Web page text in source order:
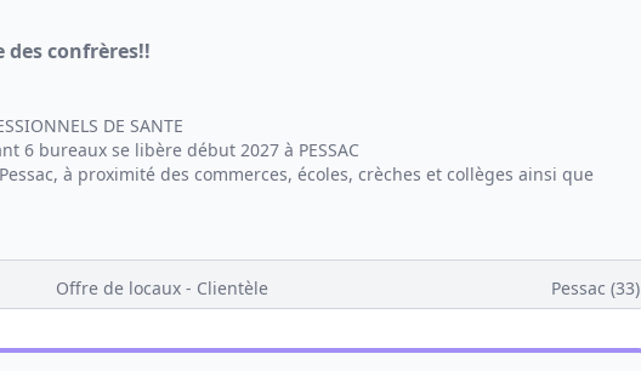
des confrères!!
DE SANTE
6 bureaux se libère début 2027 à PESSAC
à proximité des commerces, écoles, crèches et collèges ainsi que
Offre de locaux - Clientèle Pessac (33)